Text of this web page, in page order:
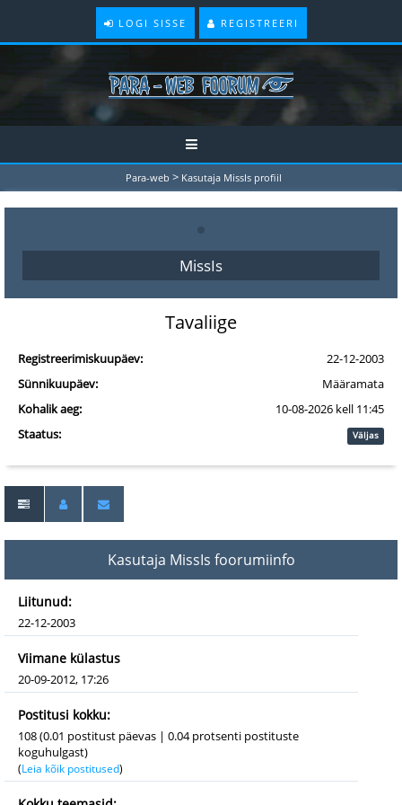
LOGI SISSE REGISTREERI
Para-web > Kasutaja MissIs profiil
MissIs
Tavaliige
Registreerimiskuupäev:
22-12-2003
Sünnikuupäev:
Määramata
Kohalik aeg:
10-08-2026 kell 11:45
Staatus:
Väljas
Kasutaja MissIs foorumiinfo
Liitunud:
22-12-2003
Viimane külastus
20-09-2012, 17:26
Postitusi kokku:
108 (0.01 postitust päevas | 0.04 protsenti postituste
koguhulgast)
(Leia kõik postitused)